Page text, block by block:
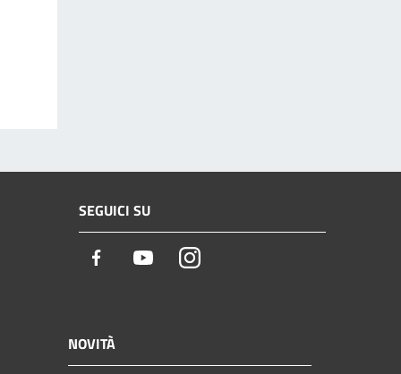
SEGUICI SU
Facebook YoutubeInstagram
NOVITÀ